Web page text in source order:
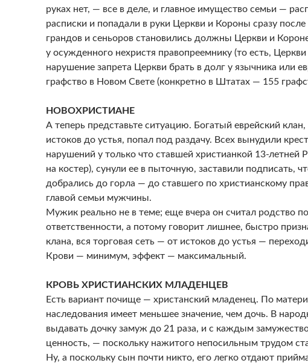
руках нет, — все в деле, и главное имущество семьи —
расписки и попадали в руки Церкви и Короны сразу
грандов и сеньоров становились должны Церкви и
у осужденного нехристя правопреемнику (то есть,
нарушение запрета Церкви брать в долг у язычника или
графство в Новом Свете (конкретно в Штатах — 155
НОВОХРИСТИАНЕ
А теперь представьте ситуацию. Богатый еврейский
истоков до устья, попал под раздачу. Всех вынудили
нарушений у только что ставшей христианкой 13-летней
на костер), сунули ее в пыточную, заставили подписать,
добрались до горла — до ставшего по христианскому
главой семьи мужчины.
Мужик реально не в теме; еще вчера он считал родство
ответственности, а потому говорит лишнее, быстро
клана, вся торговая сеть — от истоков до устья —
Крови — минимум, эффект — максимальный.
КРОВЬ ХРИСТИАНСКИХ МЛАДЕНЦЕВ
Есть вариант почище — христанский младенец. По
наследования имеет меньшее значение, чем дочь. В
выдавать дочку замуж до 21 раза, и с каждым
ценность, — поскольку нажитого непосильным трудом
Ну, а поскольку сын почти никто, его легко отдают